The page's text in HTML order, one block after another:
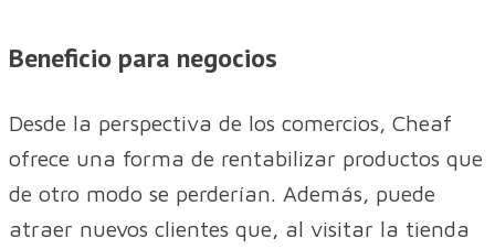
Beneficio para negocios
Desde la perspectiva de los comercios, Cheaf
ofrece una forma de rentabilizar productos que
de otro modo se perderían. Además, puede
atraer nuevos clientes que, al visitar la tienda